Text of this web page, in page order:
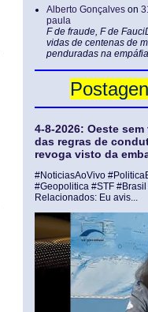
Alberto Gonçalves on
paula
F de fraude, F de
vidas de centenas de
penduradas na
4-8-2026: Oeste
das regras de
revoga visto da
#NoticiasAoVivo
#Geopolitica #STF
Relacionados: Eu avis...